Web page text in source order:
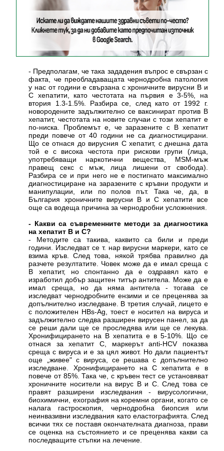
- Предполагам, че така зададения въпрос е свързан с
факта, че преобладаващата чернодробна патология
у нас от години е свързана с хроничните вирусни В и
С хепатити, като честотата на първия е 3-5%, на
втория 1.3-1.5%. Разбира се, след като от 1992 г.
новородените задължително се ваксинират против В
хепатит, честотата на новите случаи с този хепатит е
по-ниска. Проблемът е, че заразените с В хепатит
преди повече от 40 години не са диагностицирани.
Що се отнася до вирусния С хепатит, с днешна дата
той е с висока честота при рискови групи (лица,
употребяващи наркотични вещества, MSM-мъж
правещ секс с мъж, лица лишени от свобода).
Разбира се и при него не е постигнато максимално
диагностициране на заразените с кръвни продукти и
манипулации, или по полов път. Така че, да, в
България хроничните вирусни В и С хепатити все
още са водеща причина за чернодробни усложнения.
- Какви са съвременните методи за диагностика
на хепатит В и С?
- Методите са такива, каквито са били и преди
години. Изследват се т. нар вирусни маркери, като се
взима кръв. След това, някой трябва правилно да
разчете резултатите. Човек може да е имал среща с
В хепатит, но спонтанно да е оздравял като е
изработил добър защитен титър антитела. Може да е
имал среща, но да няма антитела - тогава се
изследват чернодробните ензими и се преценява за
допълнително изследване. В третия случай, лицето е
с положителен HBs-Ag, тоест е носител на вируса и
задължително следва разширен вирусен панел, за да
се реши дали ще се проследява или ще се лекува.
Хронифицирането на В хепатита е в 5-10%. Що се
отнася за хепатит С, маркерът anti-HCV показва
среща с вируса и е за цял живот. Но дали пациентът
още „живее" с вируса, се решава с допълнително
изследване. Хронифицирането на С хепатита е в
повече от 85%. Така че, с кръвен тест се установяват
хроничните носители на вирус В и С. След това се
правят разширени изследвания - вирусологични,
биохимични, ехография на коремни органи, когато се
налага гастроскопия, чернодробна биопсия или
неинвазивни изследвания като еластографията. След
всички тях се поставя окончателната диагноза, прави
се оценка на състоянието и се преценява какви са
последващите стъпки на лечение.